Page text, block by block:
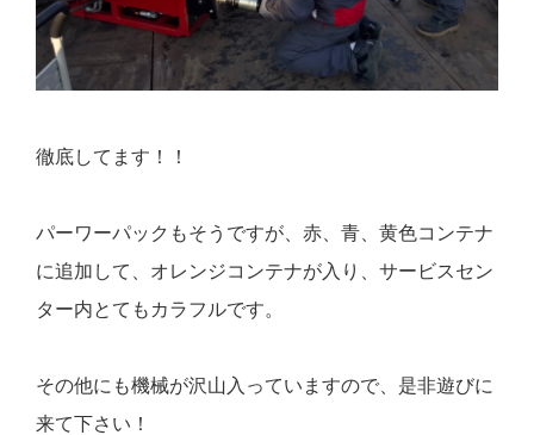
徹底してます！！
パーワーパックもそうですが、赤、青、黄色コンテナ
に追加して、オレンジコンテナが入り、サービスセン
ター内とてもカラフルです。
その他にも機械が沢山入っていますので、是非遊びに
来て下さい！